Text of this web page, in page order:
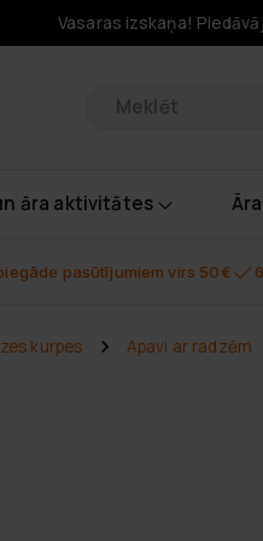
Vasaras izskaņa!
āra aktivitātes
pasūtījumiem virs 50€
kurpes Apavi ar radzēm